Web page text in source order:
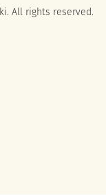
All rights reserved.